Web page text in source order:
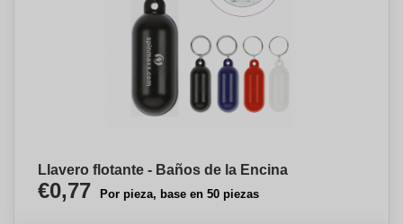
Llavero flotante - Baños de la Encina
€0,77 Por pieza, base en 50 piezas